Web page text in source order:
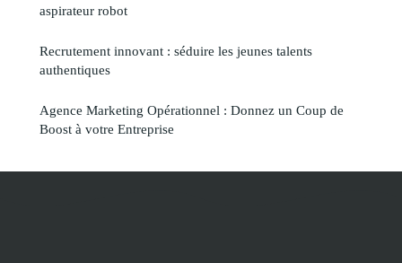
aspirateur robot
Recrutement innovant : séduire les jeunes talents
authentiques
Agence Marketing Opérationnel : Donnez un Coup de
Boost à votre Entreprise